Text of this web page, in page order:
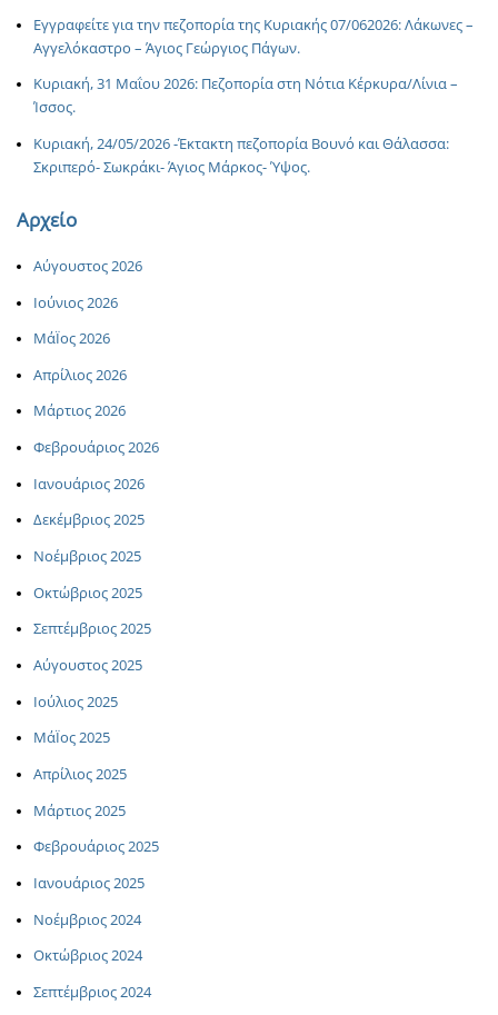
Εγγραφείτε για την πεζοπορία της Κυριακής 07/062026: Λάκωνες –
Αγγελόκαστρο – Άγιος Γεώργιος Πάγων.
Κυριακή, 31 Μαΐου 2026: Πεζοπορία στη Νότια Κέρκυρα/Λίνια –
Ίσσος.
Κυριακή, 24/05/2026 -Έκτακτη πεζοπορία Βουνό και Θάλασσα:
Σκριπερό- Σωκράκι- Άγιος Μάρκος- Ύψος.
Αρχείο
Αύγουστος 2026
Ιούνιος 2026
ΜάΪος 2026
Απρίλιος 2026
Μάρτιος 2026
Φεβρουάριος 2026
Ιανουάριος 2026
Δεκέμβριος 2025
Νοέμβριος 2025
Οκτώβριος 2025
Σεπτέμβριος 2025
Αύγουστος 2025
Ιούλιος 2025
ΜάΪος 2025
Απρίλιος 2025
Μάρτιος 2025
Φεβρουάριος 2025
Ιανουάριος 2025
Νοέμβριος 2024
Οκτώβριος 2024
Σεπτέμβριος 2024